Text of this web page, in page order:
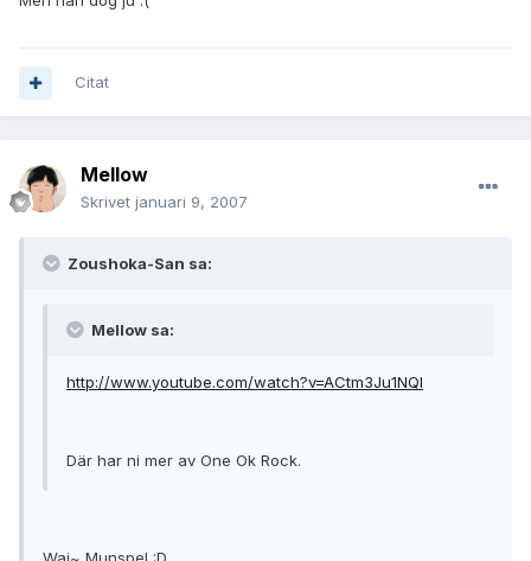
Citat
Mellow
Skrivet januari 9, 2007
Zoushoka-San sa:
Mellow sa:
http://www.youtube.com/watch?v=ACtm3Ju1NQI
Där har ni mer av One Ok Rock.